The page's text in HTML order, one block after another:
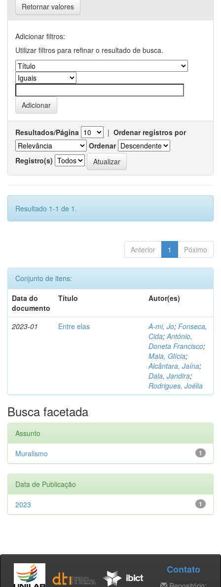
Retornar valores
Adicionar filtros:
Utilizar filtros para refinar o resultado de busca.
Resultados/Página | Ordenar registros por
Ordenar
Registro(s)
Resultado 1-1 de 1.
Anterior 1 Póximo
Conjunto de itens:
Data do
documento
Título Autor(es)
2023-01 Entre elas A-mi, Jo; Fonseca,
Cida;António,
Doneta Francisco;
Maia, Glícia;
Alcântara, Jaína;
Dala, Jandira;
Rodrigues, Joélia
Busca facetada
Assunto
1
Muralismo
Data de Publicação
1
2023
Contato